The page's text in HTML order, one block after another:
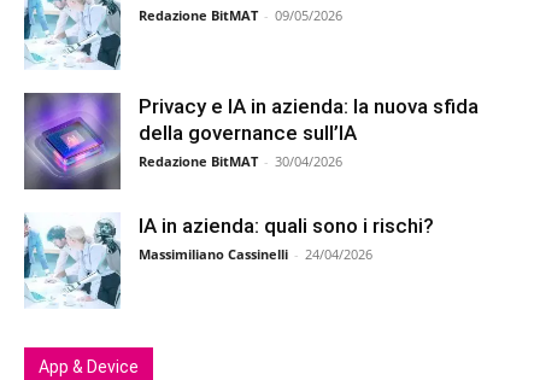
Redazione BitMAT - 09/05/2026
Privacy e IA in azienda: la nuova sfida
della governance sull’IA
Redazione BitMAT - 30/04/2026
IA in azienda: quali sono i rischi?
Massimiliano Cassinelli - 24/04/2026
App & Device